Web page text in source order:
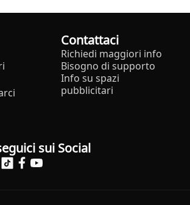
Contattaci
Richiedi maggiori info
Bisogno di supporto
Info su spazi
pubblicitari
sui Social